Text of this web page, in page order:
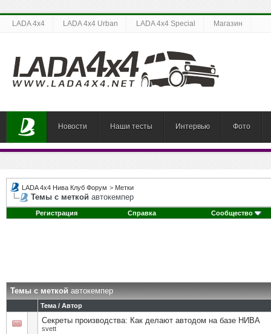
LADA 4x4 LADA 4x4 Urban LADA 4x4 Special Магазин
Новости Наши тесты Интервью Фото
LADA 4x4 Нива Клуб Форум > Метки
Темы с меткой автокемпер
Регистрация Справка Сообщество
Темы с меткойавтокемпер
Тема / Автор
Секреты производства: Как делают автодом на базе НИВА
svett